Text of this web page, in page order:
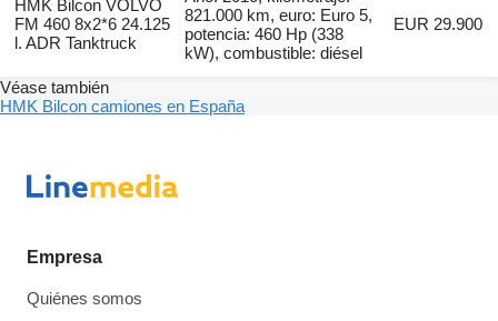
HMK Bilcon VOLVO
FM 460 8x2*6 24.125
l. ADR Tanktruck
821.000 km, euro: Euro 5,
potencia: 460 Hp (338
kW), combustible: diésel
EUR 29.900
Véase también
HMK Bilcon camiones en España
Empresa
Quiénes somos